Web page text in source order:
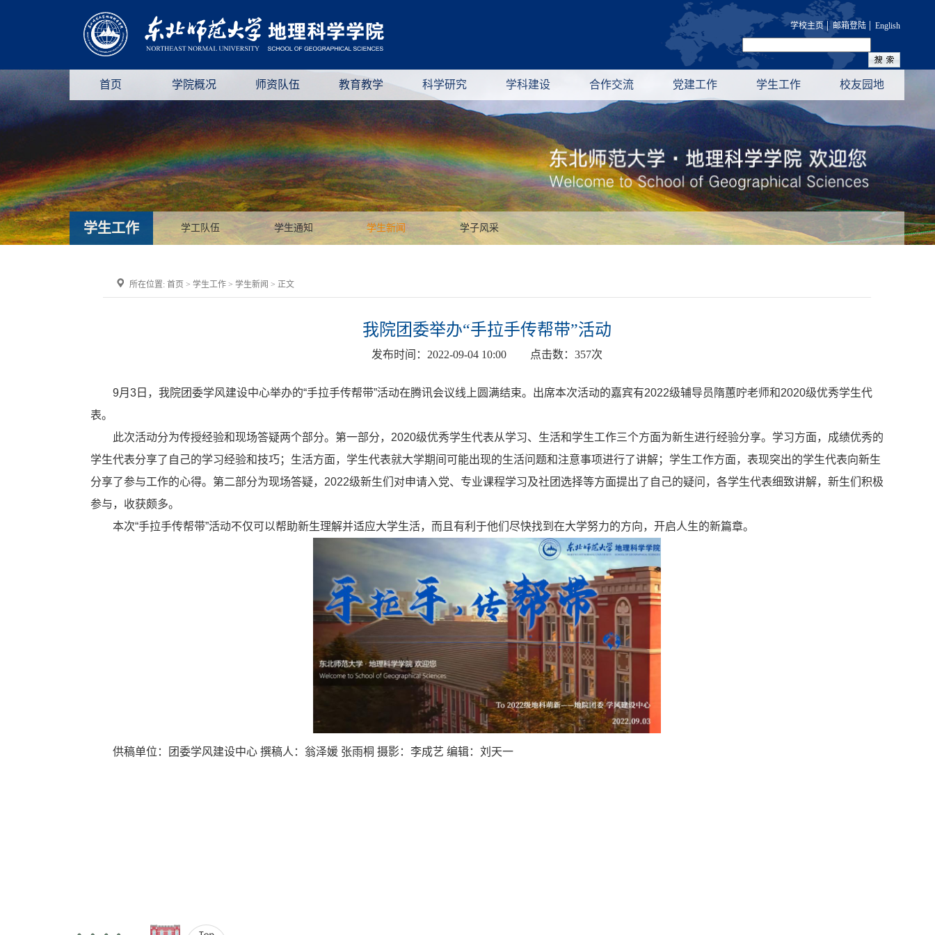
学校主页| 邮箱登陆 | English
首页 学院概况 师资队伍 教育教学 科学研究 学科建设 合作交流 党建工作 学生工作 校友园地
学生工作 学工队伍 学生通知 学生新闻 学子风采
所在位置: 首页 > 学生工作 > 学生新闻 > 正文
我院团委举办“手拉手传帮带”活动
发布时间： 2022-09-04 10:00 点击数： 357次
9月 3 日，我院团委学风建设中心举办的“手拉手传帮带”活动在腾讯会议线上圆满结束。出席本次活动的嘉宾有2022级辅导员隋蕙咛老师和2020级优秀学生代
表。
此次活动分为传授经验和现场答疑两个部分。第一部分， 2020级优秀学生代表从学习、生活和学生工作三个方面为新生进行经验分享。学习方面，成绩优秀的
学生代表分享了自己的学习经验和技巧；生活方面，学生代表就大学期间可能出现的生活问题和注意事项进行了讲解；学生工作方面，表现突出的学生代表向新生
分享了参与工作的心得。第二部分为现场答疑， 2022级新生们对申请入党、专业课程学习及社团选择等方面提出了自己的疑问，各学生代表细致讲解，新生们积极
参与，收获颇多。
本次“手拉手传帮带”活动不仅可以帮助新生理解并适应大学生活，而且有利于他们尽快找到在大学努力的方向，开启人生的新篇章。
供稿单位：团委学风建设中心 撰稿人： 翁泽媛 张雨桐 摄影： 李成艺 编辑：刘天一